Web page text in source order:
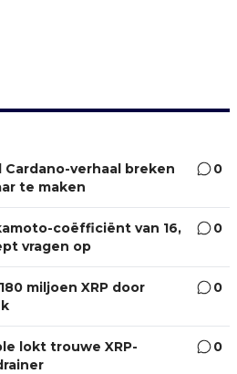
Cardano-verhaal breken
te maken
0
coëfficiënt van 16,
vragen op
0
miljoen XRP door
0
lokt trouwe XRP-
0